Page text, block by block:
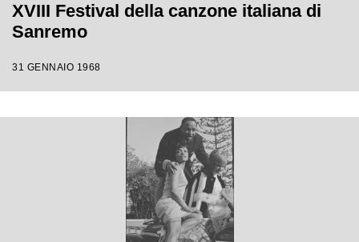
XVIII Festival della canzone italiana di
Sanremo
31 GENNAIO 1968